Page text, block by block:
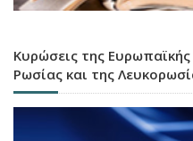
Κυρώσεις της
Ρωσίας και της